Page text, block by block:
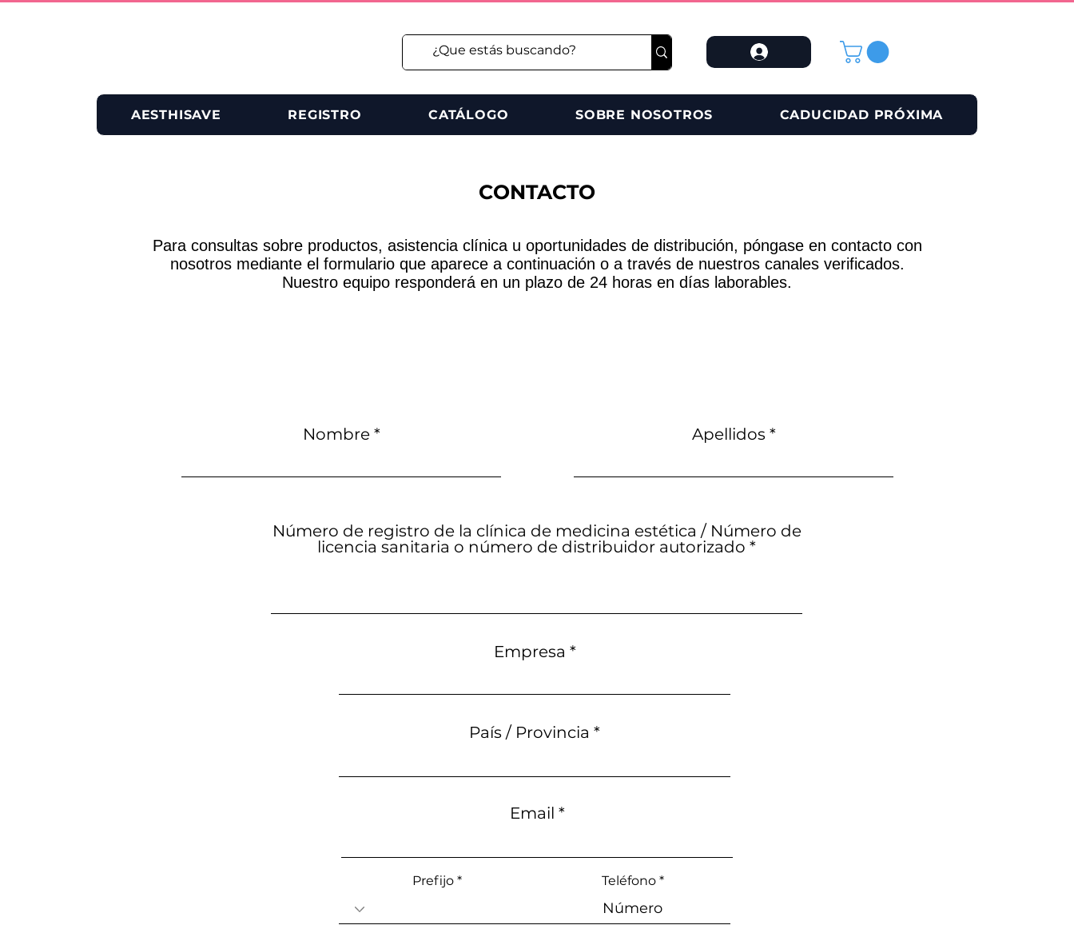
AESTHISAVE REGISTRO CATÁLOGO SOBRE NOSOTROS CADUCIDAD PRÓXIMA
CONTACTO
Para consultas sobre productos, asistencia clínica u oportunidades de distribución, póngase en contacto con
nosotros mediante el formulario que aparece a continuación o a través de nuestros canales verificados.
Nuestro equipo responderá en un plazo de 24 horas en días laborables.
Nombre Apellidos
Número de registro de la clínica de medicina estética / Número de
licencia sanitaria o número de distribuidor autorizado
Empresa
País / Provincia
Email
Prefijo Teléfono